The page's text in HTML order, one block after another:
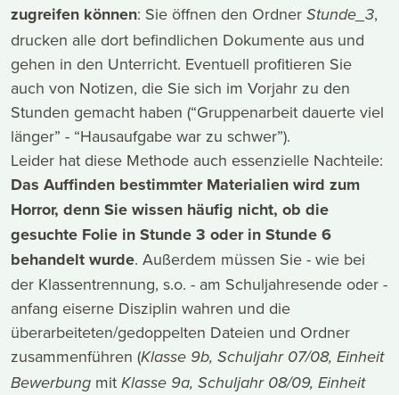
zugreifen können: Sie öffnen den Ordner Stunde_3,
drucken alle dort befindlichen Dokumente aus und
gehen in den Unterricht. Eventuell profitieren Sie
auch von Notizen, die Sie sich im Vorjahr zu den
Stunden gemacht haben (“Gruppenarbeit dauerte viel
länger” - “Hausaufgabe war zu schwer”).
Leider hat diese Methode auch essenzielle Nachteile:
Das Auffinden bestimmter Materialien wird zum
Horror, denn Sie wissen häufig nicht, ob die
gesuchte Folie in Stunde 3 oder in Stunde 6
behandelt wurde. Außerdem müssen Sie - wie bei
der Klassentrennung, s.o. - am Schuljahresende oder -
anfang eiserne Disziplin wahren und die
überarbeiteten/gedoppelten Dateien und Ordner
zusammenführen (Klasse 9b, Schuljahr 07/08, Einheit
Bewerbung mit Klasse 9a, Schuljahr 08/09, Einheit